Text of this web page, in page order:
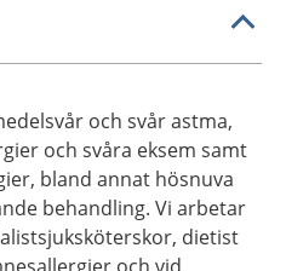
och svår astma,
och svåra eksem samt
bland annat hösnuva
behandling. Vi arbetar
dietist